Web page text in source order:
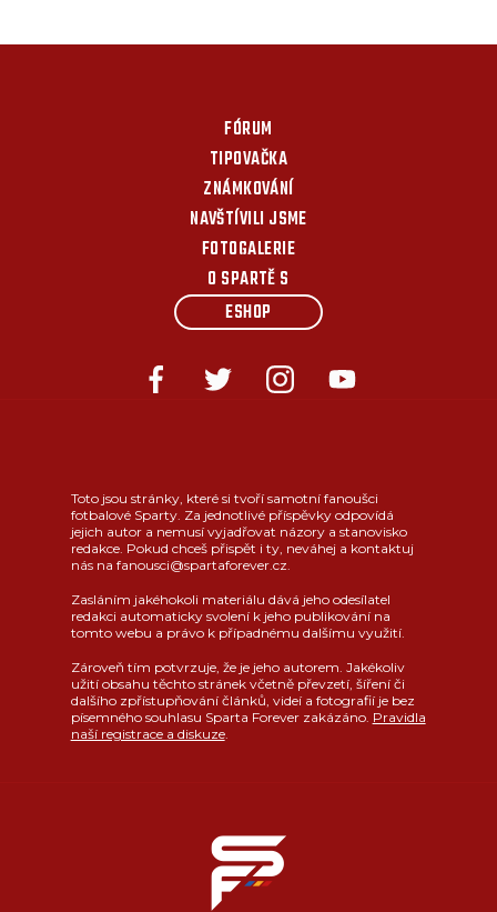
FÓRUM
TIPOVAČKA
ZNÁMKOVÁNÍ
NAVŠTÍVILI JSME
FOTOGALERIE
O SPARTĚ S
ESHOP
Toto jsou stránky, které si tvoří samotní fanoušci
fotbalové Sparty. Za jednotlivé příspěvky odpovídá
jejich autor a nemusí vyjadřovat názory a stanovisko
redakce. Pokud chceš přispět i ty, neváhej a kontaktuj
nás na fanousci@spartaforever.cz.
Zasláním jakéhokoli materiálu dává jeho odesílatel
redakci automaticky svolení k jeho publikování na
tomto webu a právo k případnému dalšímu využití.
Zároveň tím potvrzuje, že je jeho autorem. Jakékoliv
užití obsahu těchto stránek včetně převzetí, šíření či
dalšího zpřístupňování článků, videí a fotografií je bez
písemného souhlasu Sparta Forever zakázáno. Pravidla
naší registrace a diskuze.